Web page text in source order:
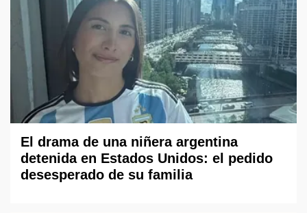
El drama de una niñera argentina
detenida en Estados Unidos: el pedido
desesperado de su familia